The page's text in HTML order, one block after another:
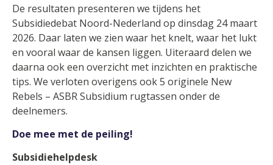
De resultaten presenteren we tijdens het
Subsidiedebat Noord-Nederland op dinsdag 24 maart
2026. Daar laten we zien waar het knelt, waar het lukt
en vooral waar de kansen liggen. Uiteraard delen we
daarna ook een overzicht met inzichten en praktische
tips. We verloten overigens ook 5 originele New
Rebels – ASBR Subsidium rugtassen onder de
deelnemers.
Doe mee met de peiling!
Subsidiehelpdesk